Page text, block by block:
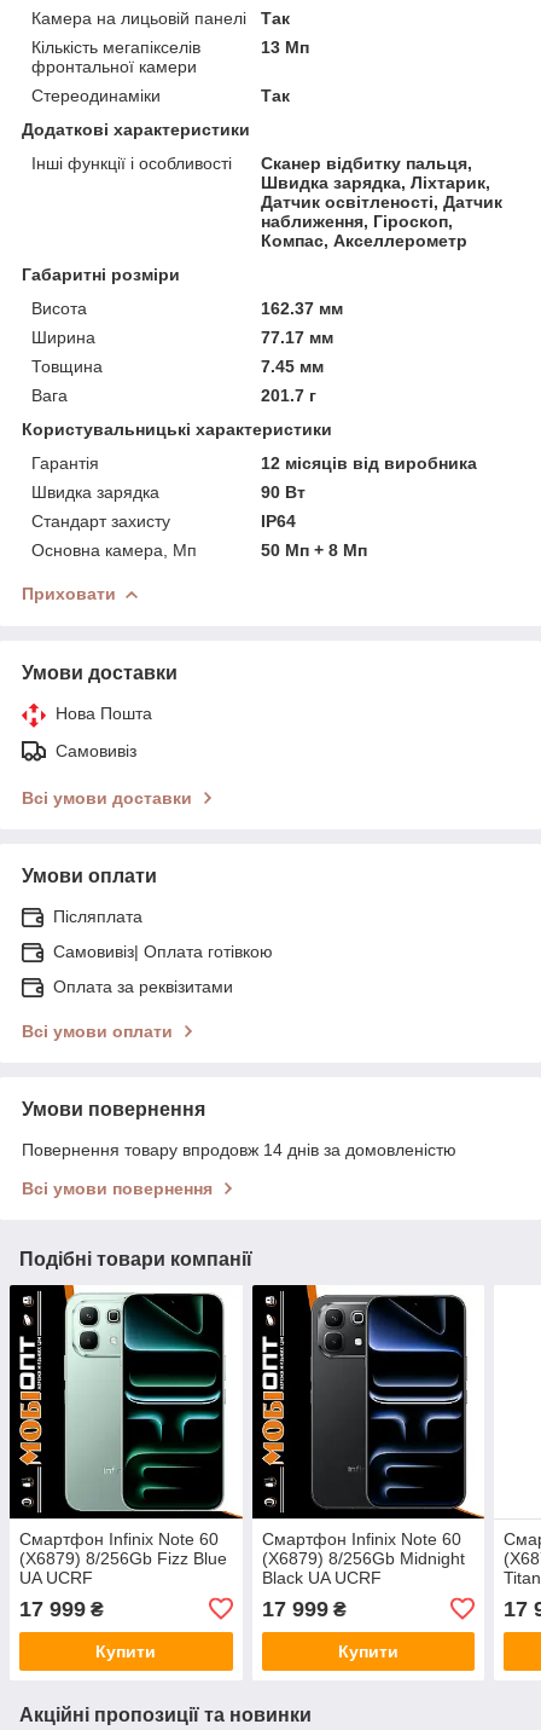
Камера на лицьовій панелі
Так
Кількість мегапікселів
фронтальної камери
13 Мп
Стереодинаміки
Так
Додаткові характеристики
Інші функції і особливості
Сканер відбитку пальця,
Швидка зарядка, Ліхтарик,
Датчик освітленості, Датчик
наближення, Гіроскоп,
Компас, Акселлерометр
Габаритні розміри
Висота
162.37 мм
Ширина
77.17 мм
Товщина
7.45 мм
Вага
201.7 г
Користувальницькі характеристики
Гарантія
12 місяців від виробника
Швидка зарядка
90 Вт
Стандарт захисту
IP64
Основна камера, Мп
50 Мп + 8 Мп
Приховати
Умови доставки
Нова Пошта
Самовивіз
Всі умови доставки
Умови оплати
Післяплата
Самовивіз| Оплата готівкою
Оплата за реквізитами
Всі умови оплати
Умови повернення
Повернення товару впродовж 14 днів за домовленістю
Всі умови повернення
Подібні товари компанії
Смартфон Infinix Note 60
(X6879) 8/256Gb Fizz Blue
UA UCRF
17 999 ₴
Купити
Смартфон Infinix Note 60
(X6879) 8/256Gb Midnight
Black UA UCRF
17 999₴
Купити
17
Акційні пропозиції та новинки